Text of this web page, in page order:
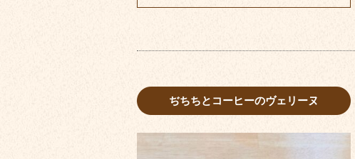
ぢちちとコーヒーのヴェリーヌ